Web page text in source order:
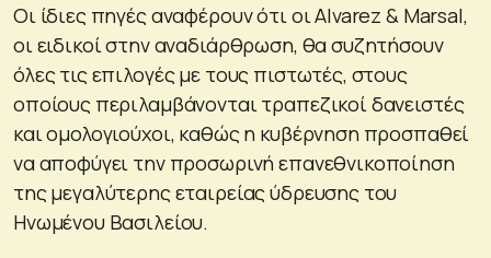
Οι ίδιες πηγές αναφέρουν ότι οι Alvarez & Marsal,
οι ειδικοί στην αναδιάρθρωση, θα συζητήσουν
όλες τις επιλογές με τους πιστωτές, στους
οποίους περιλαμβάνονται τραπεζικοί δανειστές
και ομολογιούχοι, καθώς η κυβέρνηση προσπαθεί
να αποφύγει την προσωρινή επανεθνικοποίηση
της μεγαλύτερης εταιρείας ύδρευσης του
Ηνωμένου Βασιλείου.